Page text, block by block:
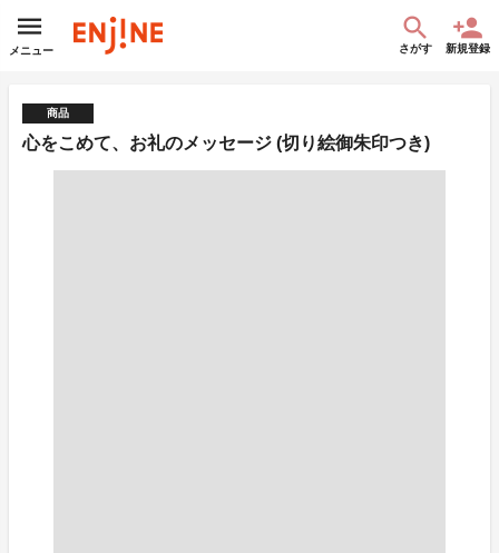
メニュー さがす 新規登録
商品
心をこめて、お礼のメッセージ (切り絵御朱印つき)